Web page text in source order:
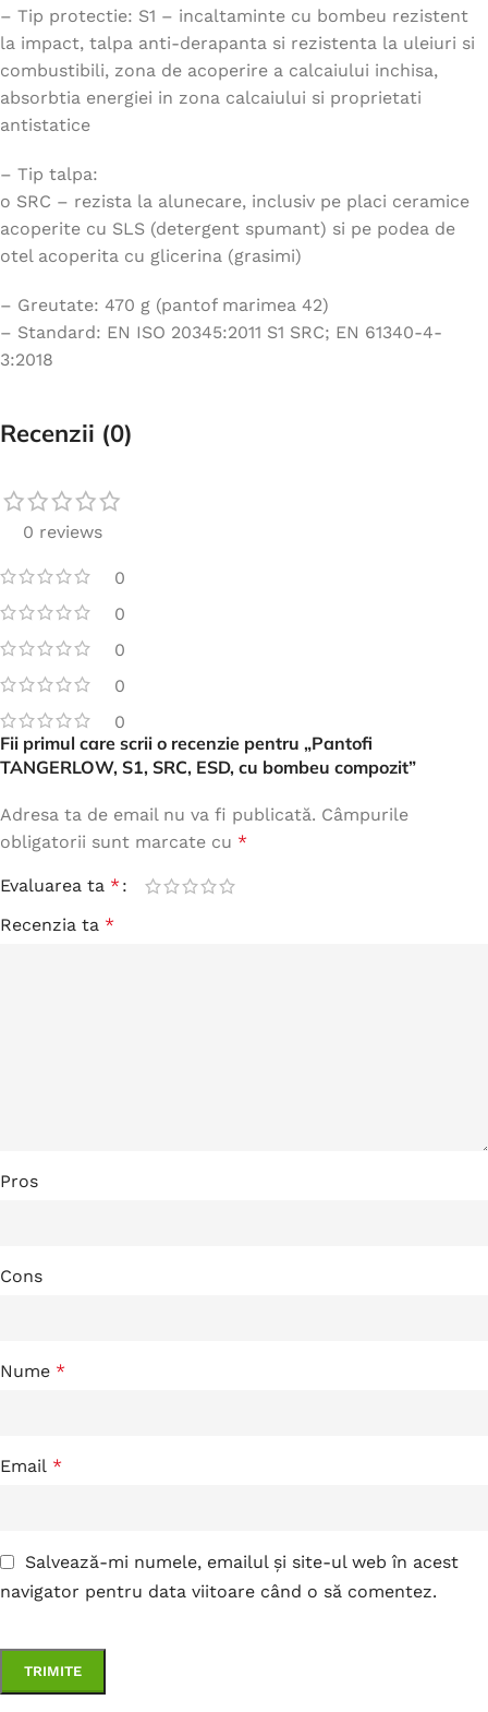
– Tip protectie: S1 – incaltaminte cu bombeu rezistent
la impact, talpa anti-derapanta si rezistenta la uleiuri si
combustibili, zona de acoperire a calcaiului inchisa,
absorbtia energiei in zona calcaiului si proprietati
antistatice
– Tip talpa:
o SRC – rezista la alunecare, inclusiv pe placi ceramice
acoperite cu SLS (detergent spumant) si pe podea de
otel acoperita cu glicerina (grasimi)
– Greutate: 470 g (pantof marimea 42)
– Standard: EN ISO 20345:2011 S1 SRC; EN 61340-4-
3:2018
Recenzii (0)
0 reviews
0
0
0
0
0
Fii primul care scrii o recenzie pentru „Pantofi
TANGERLOW, S1, SRC, ESD, cu bombeu compozit”
Adresa ta de email nu va fi publicată. Câmpurile
obligatorii sunt marcate cu *
Evaluarea ta *
Recenzia ta *
Pros
Cons
Nume *
Email *
Salvează-mi numele, emailul și site-ul web în acest
navigator pentru data viitoare când o să comentez.